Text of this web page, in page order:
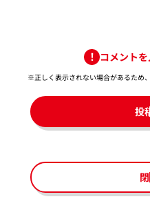
コメント
※正しく表示されない場合があるため
投